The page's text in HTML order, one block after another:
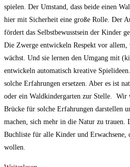
spielen. Der Umstand, dass beide einen
hier mit Sicherheit eine große Rolle. Der
fördert das Selbstbewusstsein der Kinder
Die Zwerge entwickeln Respekt vor allem,
wächst. Und sie lernen den Umgang mit
entwickeln automatisch kreative
solche Erfahrungen ersetzen. Aber es ist
oder ein Waldkindergarten zur Stelle. Wir
Brücke für solche Erfahrungen darstellen
machen, sich mehr in die Natur zu trauen.
Buchliste für alle Kinder und Erwachsene,
wollen.